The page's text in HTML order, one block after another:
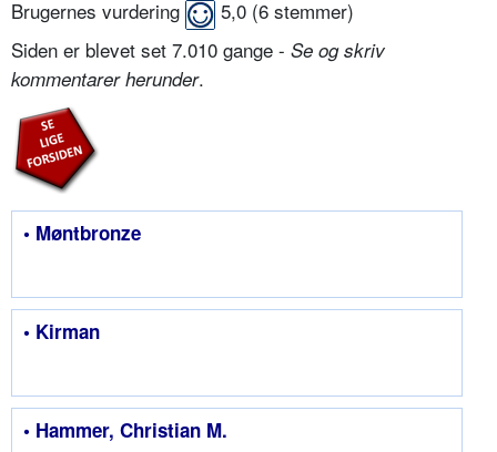
Brugernes vurdering 5,0 (6 stemmer)
Siden er blevet set 7.010 gange - Se og skriv
kommentarer herunder.
• Møntbronze
• Kirman
• Hammer, Christian M.